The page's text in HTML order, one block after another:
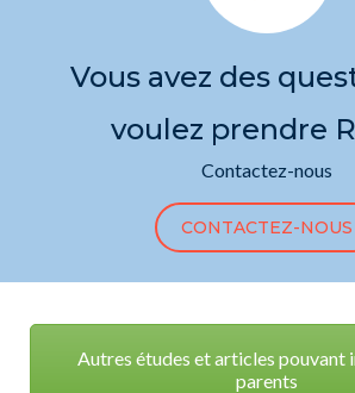
Vous avez des
voulez prendre
Contactez-nous
CONTACTEZ-NOUS
Autres études et articles pouvant
parents